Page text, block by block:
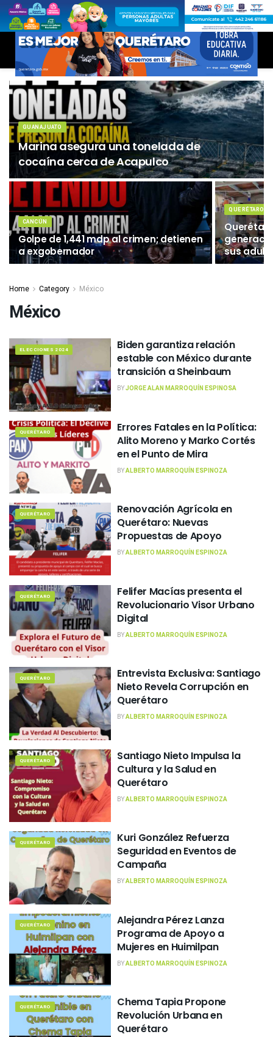
GUANAJUATO
Marina asegura una tonelada de
cocaína cerca de Acapulco
CANCÚN
Golpe de 1,441 mdp al crimen; detienen
a exgobernador
QUERÉTARO
sus
Home Category México
México
ELECCIONES 2024
Biden garantiza relación
estable con México durante
transición a Sheinbaum
BYJORGE ALAN MARROQUÍN ESPINOSA
QUERÉTARO
Errores Fatales en la Política:
Alito Moreno y Marko Cortés
en el Punto de Mira
BYALBERTO MARROQUÍN ESPINOZA
QUERÉTARO
Renovación Agrícola en
Querétaro: Nuevas
Propuestas de Apoyo
BYALBERTO MARROQUÍN ESPINOZA
QUERÉTARO
Felifer Macías presenta el
Revolucionario Visor Urbano
Digital
BYALBERTO MARROQUÍN ESPINOZA
QUERÉTARO
Entrevista Exclusiva: Santiago
Nieto Revela Corrupción en
Querétaro
BYALBERTO MARROQUÍN ESPINOZA
QUERÉTARO
Santiago Nieto Impulsa la
Cultura y la Salud en
Querétaro
BYALBERTO MARROQUÍN ESPINOZA
QUERÉTARO
Kuri González Refuerza
Seguridad en Eventos de
Campaña
BYALBERTO MARROQUÍN ESPINOZA
QUERÉTARO
Alejandra Pérez Lanza
Programa de Apoyo a
Mujeres en Huimilpan
BYALBERTO MARROQUÍN ESPINOZA
QUERÉTARO
Chema Tapia Propone
Revolución Urbana en
Querétaro